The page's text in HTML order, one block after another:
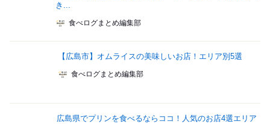
き...
食べログまとめ編集部
【広島市】オムライスの美味しいお店！エリア別5選
食べログまとめ編集部
広島県でプリンを食べるならココ！人気のお店4選エリア